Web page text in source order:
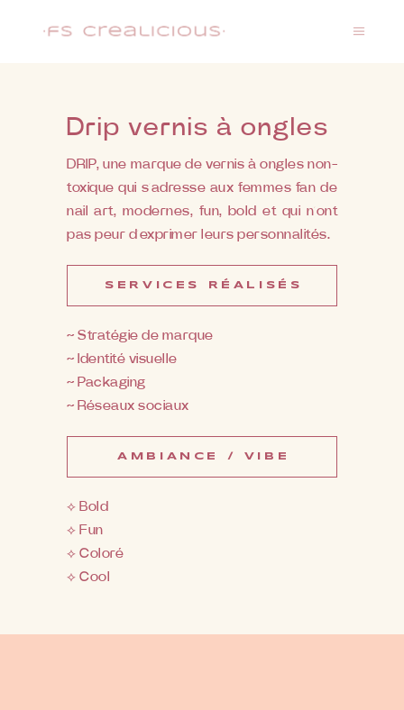
Drip vernis à ongles
DRIP, une marque de vernis à ongles non-
toxique qui s’adresse aux femmes fan de
nail art, modernes, fun, bold et qui n’ont
pas peur d’exprimer leurs personnalités.
SERVICES RÉALISÉS
~ Stratégie de marque
~ Identité visuelle
~ Packaging
~ Réseaux sociaux
AMBIANCE / VIBE
⟡ Bold
⟡ Fun
⟡ Coloré
⟡ Cool